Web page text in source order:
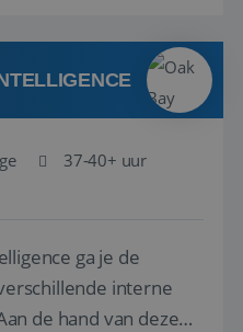
vragen ...
37-40+ uur
ga je de
interne
de hand van deze